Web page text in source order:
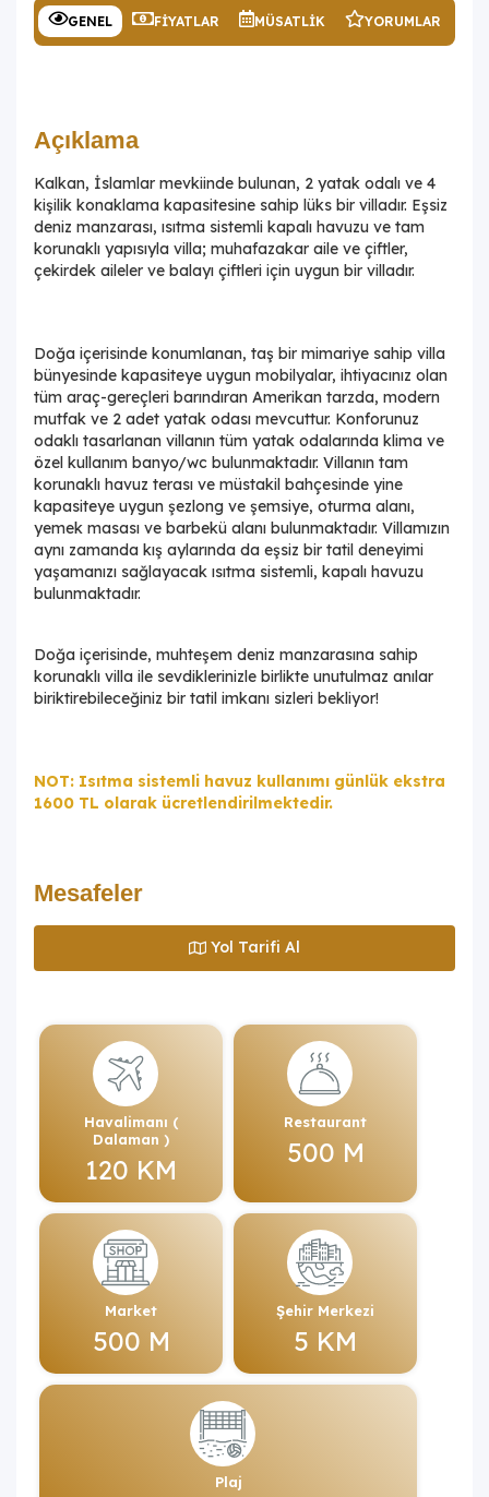
GENEL FIYATLAR MÜSATLIK YORUMLAR
Açıklama
Kalkan, İslamlar mevkiinde bulunan, 2 yatak odalı ve 4
kişilik konaklama kapasitesine sahip lüks bir villadır. Eşsiz
deniz manzarası, ısıtma sistemli kapalı havuzu ve tam
korunaklı yapısıyla villa; muhafazakar aile ve çiftler,
çekirdek aileler ve balayı çiftleri için uygun bir villadır.
Doğa içerisinde konumlanan, taş bir mimariye sahip villa
bünyesinde kapasiteye uygun mobilyalar, ihtiyacınız olan
tüm araç-gereçleri barındıran Amerikan tarzda, modern
mutfak ve 2 adet yatak odası mevcuttur. Konforunuz
odaklı tasarlanan villanın tüm yatak odalarında klima ve
özel kullanım banyo/wc bulunmaktadır. Villanın tam
korunaklı havuz terası ve müstakil bahçesinde yine
kapasiteye uygun şezlong ve şemsiye, oturma alanı,
yemek masası ve barbekü alanı bulunmaktadır. Villamızın
aynı zamanda kış aylarında da eşsiz bir tatil deneyimi
yaşamanızı sağlayacak ısıtma sistemli, kapalı havuzu
bulunmaktadır.
Doğa içerisinde, muhteşem deniz manzarasına sahip
korunaklı villa ile sevdiklerinizle birlikte unutulmaz anılar
biriktirebileceğiniz bir tatil imkanı sizleri bekliyor!
NOT: Isıtma sistemli havuz kullanımı günlük ekstra
1600 TL olarak ücretlendirilmektedir.
Mesafeler
Yol Tarifi Al
Havalimanı (
Dalaman )
120 KM
Restaurant
500 M
Market
500 M
Şehir Merkezi
5 KM
Plaj